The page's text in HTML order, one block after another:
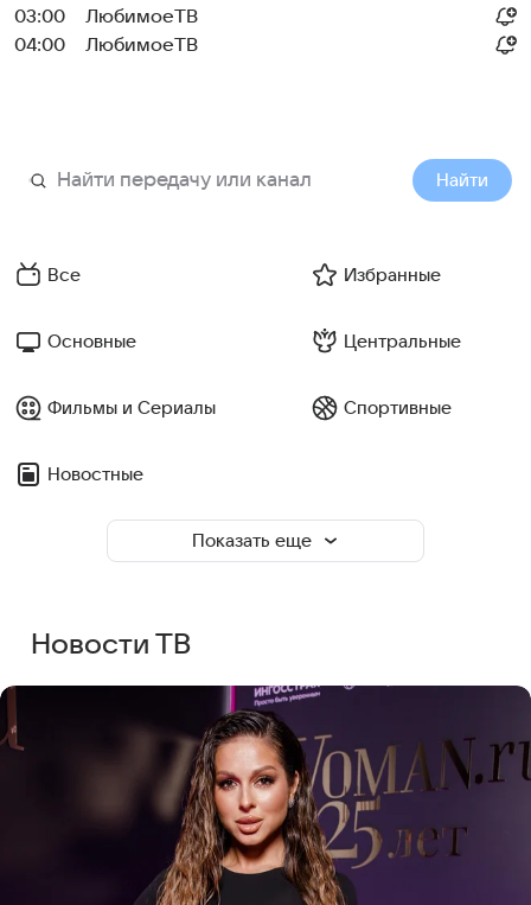
03:00
ЛюбимоеТВ
04:00
ЛюбимоеТВ
Найти
Все Избранные
Основные Центральные
Фильмы и Сериалы Спортивные
Новостные
Показать еще
Новости ТВ